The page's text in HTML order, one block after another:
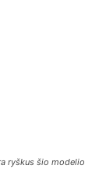
ryškus šio modelio